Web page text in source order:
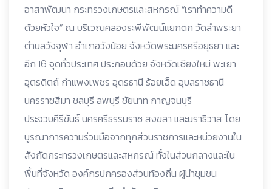
อาสาพัฒนา กระทรวงเกษตรและสหกรณ์ “เราทำความดี
ด้วยหัวใจ” ณ บริเวณคลองระพีพัฒน์แยกตก วัดลำพระยา
ตำบลวังจุฬา อำเภอวังน้อย จังหวัดพระนครศรีอยุธยา และ
อีก 16 จุดทั่วประเทศ ประกอบด้วย จังหวัดเชียงใหม่ พะเยา
อุตรดิตถ์ กำแพงเพชร อุดรธานี ร้อยเอ็ด อุบลราชธานี
นครราชสีมา ชลบุรี ลพบุรี ชัยนาท กาญจนบุรี
ประจวบคีรีขันธ์ นครศรีธรรมราช สงขลา และนราธิวาส โดย
บูรณาการความร่วมมือจากทุกส่วนราชการและหน่วยงานใน
สังกัดกระทรวงเกษตรและสหกรณ์ ทั้งในส่วนกลางและใน
พื้นที่จังหวัด องค์กรปกครองส่วนท้องถิ่น ผู้นำชุมชน